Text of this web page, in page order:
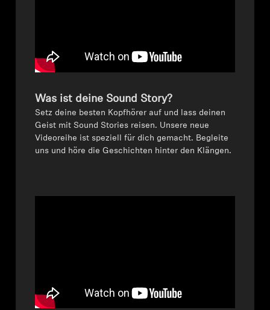
Original-Hörteile & Zubehör
Soundbars
AMBEO Soundbars und Subs
Über uns
Was ist deine Sound Story?
Setz deine besten Kopfhörer auf und lass deinen
Geist mit Sound Stories reisen. Unsere neue
Videoreihe ist speziell für dich gemacht. Begleite
uns und höre die Geschichten hinter den Klängen.